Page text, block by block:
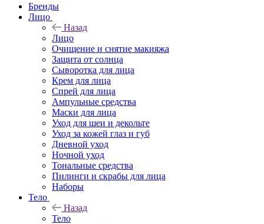
Бренды
Лицо
Назад
Лицо
Очищение и снятие макияжа
Защита от солнца
Сыворотка для лица
Крем для лица
Спрей для лица
Ампульные средства
Маски для лица
Уход для шеи и декольте
Уход за кожей глаз и губ
Дневной уход
Ночной уход
Тональные средства
Пилинги и скрабы для лица
Наборы
Тело
Назад
Тело